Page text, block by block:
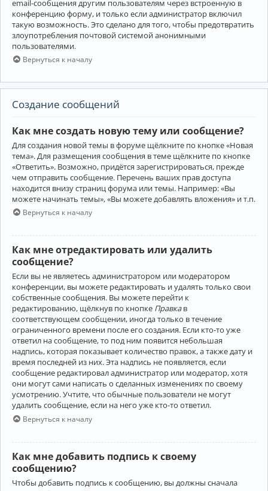
email-сообщения другим пользователям через встроенную в
конференцию форму, и только если администратор включил
такую возможность. Это сделано для того, чтобы предотвратить
злоупотребления почтовой системой анонимными
пользователями.
Вернуться к началу
Создание сообщений
Как мне создать новую тему или сообщение?
Для создания новой темы в форуме щёлкните по кнопке «Новая
тема». Для размещения сообщения в теме щёлкните по кнопке
«Ответить». Возможно, придётся зарегистрироваться, прежде
чем отправить сообщение. Перечень ваших прав доступа
находится внизу страниц форума или темы. Например: «Вы
можете начинать темы», «Вы можете добавлять вложения» и т.п.
Вернуться к началу
Как мне отредактировать или удалить
сообщение?
Если вы не являетесь администратором или модератором
конференции, вы можете редактировать и удалять только свои
собственные сообщения. Вы можете перейти к
редактированию, щёлкнув по кнопке Правкав
соответствующем сообщении, иногда только в течение
ограниченного времени после его создания. Если кто-то уже
ответил на сообщение, то под ним появится небольшая
надпись, которая показывает количество правок, а также дату и
время последней из них. Эта надпись не появляется, если
сообщение редактировал администратор или модератор, хотя
они могут сами написать о сделанных изменениях по своему
усмотрению. Учтите, что обычные пользователи не могут
удалить сообщение, если на него уже кто-то ответил.
Вернуться к началу
Как мне добавить подпись к своему
сообщению?
Чтобы добавить подпись к сообщению, вы должны сначала